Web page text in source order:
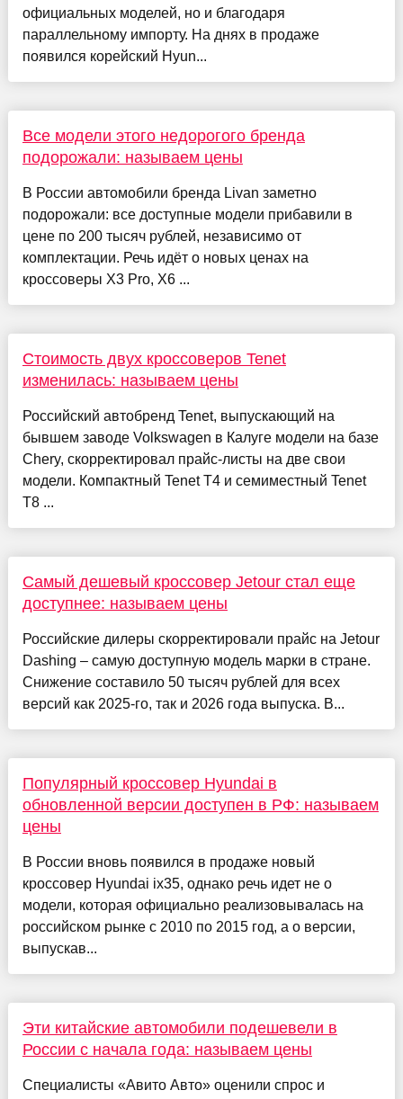
официальных моделей, но и благодаря
параллельному импорту. На днях в продаже
появился корейский Hyun...
Все модели этого недорогого бренда
подорожали: называем цены
В России автомобили бренда Livan заметно
подорожали: все доступные модели прибавили в
цене по 200 тысяч рублей, независимо от
комплектации. Речь идёт о новых ценах на
кроссоверы X3 Pro, X6 ...
Стоимость двух кроссоверов Tenet
изменилась: называем цены
Российский автобренд Tenet, выпускающий на
бывшем заводе Volkswagen в Калуге модели на базе
Chery, скорректировал прайс-листы на две свои
модели. Компактный Tenet T4 и семиместный Tenet
T8 ...
Самый дешевый кроссовер Jetour стал еще
доступнее: называем цены
Российские дилеры скорректировали прайс на Jetour
Dashing – самую доступную модель марки в стране.
Снижение составило 50 тысяч рублей для всех
версий как 2025-го, так и 2026 года выпуска. В...
Популярный кроссовер Hyundai в
обновленной версии доступен в РФ: называем
цены
В России вновь появился в продаже новый
кроссовер Hyundai ix35, однако речь идет не о
модели, которая официально реализовывалась на
российском рынке с 2010 по 2015 год, а о версии,
выпускав...
Эти китайские автомобили подешевели в
России с начала года: называем цены
Специалисты «Авито Авто» оценили спрос и